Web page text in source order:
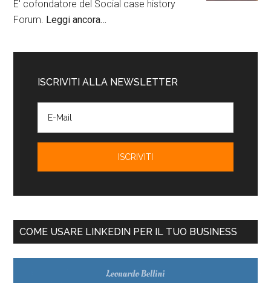
E' cofondatore del Social case history
Forum. Leggi ancora…
ISCRIVITI ALLA NEWSLETTER
COME USARE LINKEDIN PER IL TUO BUSINESS